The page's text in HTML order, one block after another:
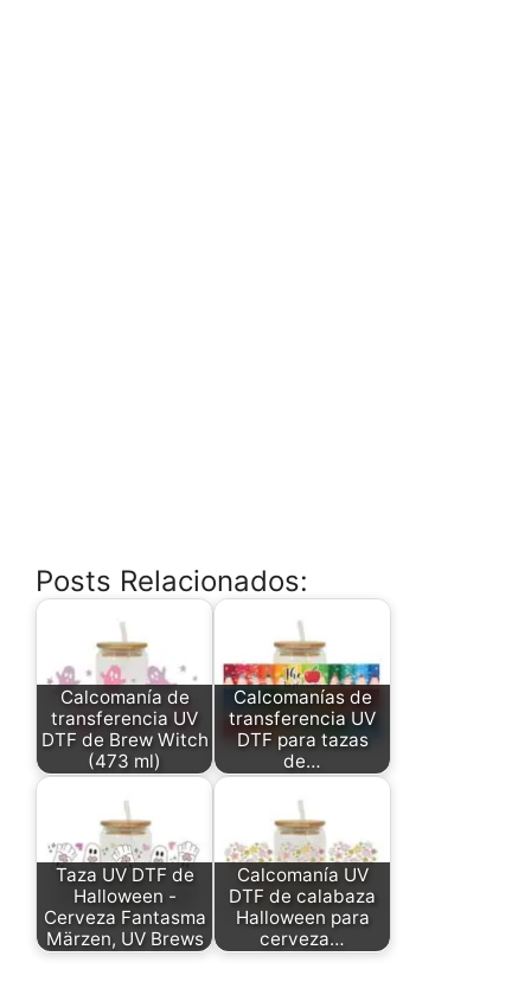
Posts Relacionados:
Calcomanía de
transferencia UV
DTF de Brew Witch
(473 ml)
Calcomanías de
transferencia UV
DTF para tazas
de…
Taza UV DTF de
Halloween -
Cerveza Fantasma
Märzen, UV Brews
Calcomanía UV
DTF de calabaza
Halloween para
cerveza…